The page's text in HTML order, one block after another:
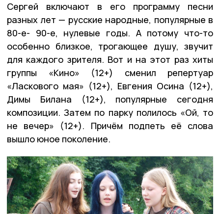
Сергей включают в его программу песни
разных лет — русские народные, популярные в
80-е- 90-е, нулевые годы. А потому что-то
особенно близкое, трогающее душу, звучит
для каждого зрителя. Вот и на этот раз хиты
группы «Кино» (12+) сменил репертуар
«Ласкового мая» (12+), Евгения Осина (12+),
Димы Билана (12+), популярные сегодня
композиции. Затем по парку полилось «Ой, то
не вечер» (12+). Причём подпеть её слова
вышло юное поколение.